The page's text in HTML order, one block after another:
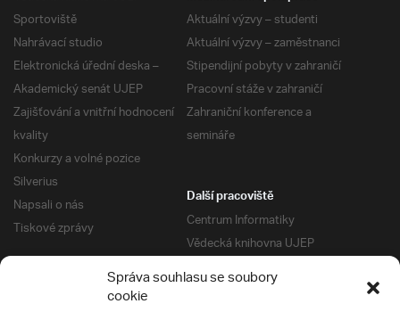
Správa souhlasu se soubory
cookie
Sportoviště
Nahrávací studio
Elektronická úřední deska –
Akademický senát UJEP
Zajišťování a vnitřní hodnocení
kvality
Konkurzy a volné pozice
Silverius
Napsali o nás
Tiskové zprávy
Aktuální výzvy – studenti
Aktuální výzvy – zaměstnanci
Stipendijní pobyty v zahraničí
Pracovní stáže v zahraničí
Zahraniční konference a
semináře
Další pracoviště
Centrum Informatiky
Vědecká knihovna UJEP
Správa kolejí a menz
Univerzitní centrum podpory